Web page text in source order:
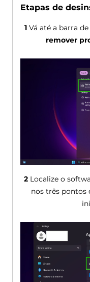
Etapas de
1 Vá até a barra
remover
2 Localize o
nos três pontos